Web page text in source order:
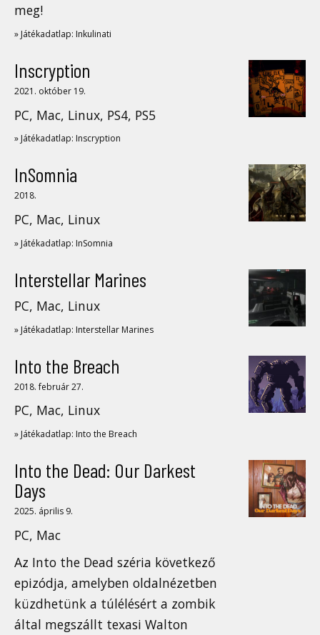
meg!
» Játékadatlap: Inkulinati
Inscryption
2021. október 19.
PC, Mac, Linux, PS4, PS5
» Játékadatlap: Inscryption
InSomnia
2018.
PC, Mac, Linux
» Játékadatlap: InSomnia
Interstellar Marines
PC, Mac, Linux
» Játékadatlap: Interstellar Marines
Into the Breach
2018. február 27.
PC, Mac, Linux
» Játékadatlap: Into the Breach
Into the Dead: Our Darkest
Days
2025. április 9.
PC, Mac
Az Into the Dead széria következő
epizódja, amelyben oldalnézetben
küzdhetünk a túlélésért a zombik
által megszállt texasi Walton